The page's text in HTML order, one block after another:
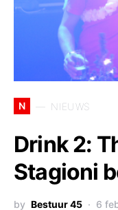
N NIEUWS
Drink 2:
Stagioni
by Bestuur 45 6